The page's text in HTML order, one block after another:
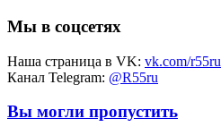
Мы в соцсетях
Наша страница в VK: vk.com/r55ru
Канал Telegram: @R55ru
Вы могли пропустить